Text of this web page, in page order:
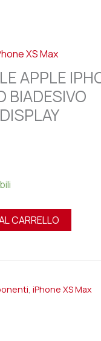
XS Max
APPLE
BIADESIVO
CARRELLO
,iPhone XS Max